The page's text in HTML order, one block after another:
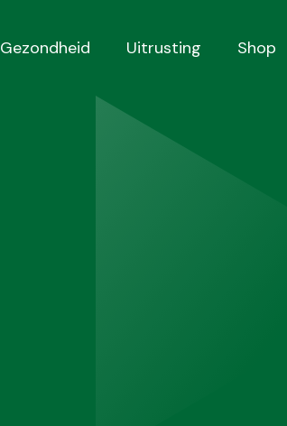
Gezondheid Uitrusting Shop